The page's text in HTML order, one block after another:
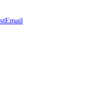
Email